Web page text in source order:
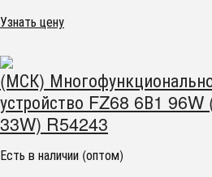
Узнать цену
(МСК)
устройство FZ68 6В1
33W) R54243
Есть в наличии (оптом)